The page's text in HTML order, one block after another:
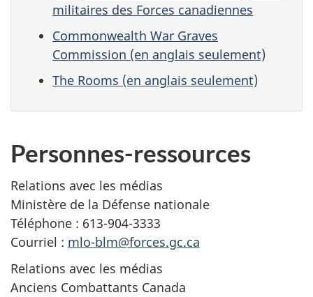
militaires des Forces canadiennes
Commonwealth War Graves
Commission (en anglais seulement)
The Rooms (en anglais seulement)
Personnes-ressources
Relations avec les médias
Ministère de la Défense nationale
Téléphone : 613-904-3333
Courriel : mlo-blm@forces.gc.ca
Relations avec les médias
Anciens Combattants Canada